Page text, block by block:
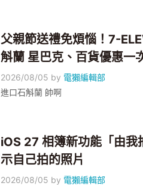
父親節送禮免煩惱！7-
斛蘭 星巴克、百貨優惠一
2026/08/05 by 電獺編輯部
進口石斛蘭 帥啊
iOS 27 相簿新功能「由我
示自己拍的照片
2026/08/05 by 電獺編輯部